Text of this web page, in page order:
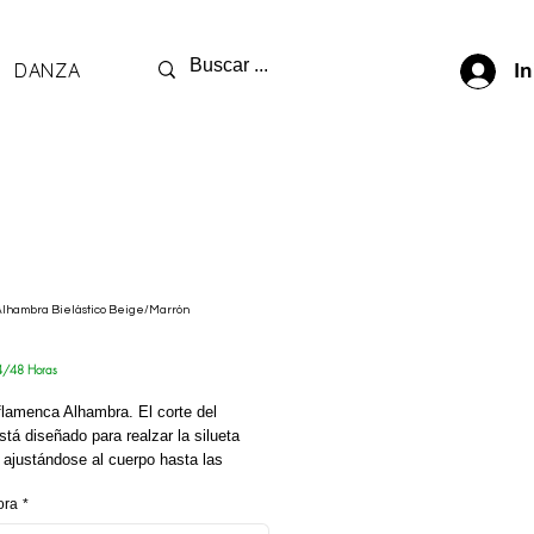
DANZA
Bielástico Beige/Marrón
48 Horas
Alhambra. El corte del
diseñado para realzar la silueta
al cuerpo hasta las
estiliza la figura. Escote de pico
*